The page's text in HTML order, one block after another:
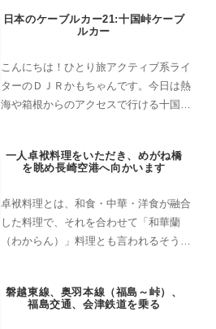
とかいう場所があったよな・・・？早速
日本のケーブルカー21:十国峠ケーブ
ルカー
こんにちは！ひとり旅アクティブ系ライ
ターのＤＪＲかもちゃんです。今日は熱
海や箱根からのアクセスで行ける十国峠
改札を出たら、左側に向かうとバス乗り
一人卓袱料理をいただき、めがね橋
を眺め長崎空港へ向かいます
卓袱料理とは、和食・中華・洋食が融合
した料理で、それを合わせて「和華蘭
（わからん）」料理とも言われるそうで
そもそも食べられるの？という疑問があ
磐越東線、奥羽本線（福島～峠）、
福島交通、会津鉄道を乗る